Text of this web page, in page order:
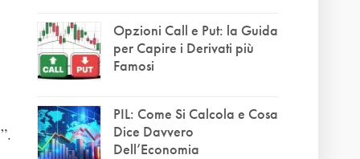
Opzioni Call e Put: la Guida
per Capire i Derivati più
Famosi
PIL: Come Si Calcola e Cosa
Dice Davvero
Dell’Economia